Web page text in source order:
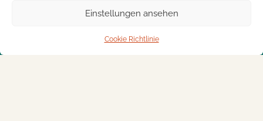
Einstellungen ansehen
Cookie Richtlinie
Impressum
Datenschutzerklärung